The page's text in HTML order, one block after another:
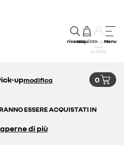
ricercaacquistoaccedi al
tuo
profilo
Menu
upmodifica 0
ESSERE ACQUISTATI IN
di più